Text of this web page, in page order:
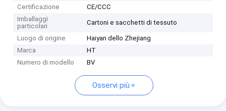
Certificazione
CE/CCC
Imballaggi
particolari
Cartoni e sacchetti di tessuto
Luogo di origine
Haiyan dello Zhejiang
Marca
HT
Numero di modello
BV
Osservi più